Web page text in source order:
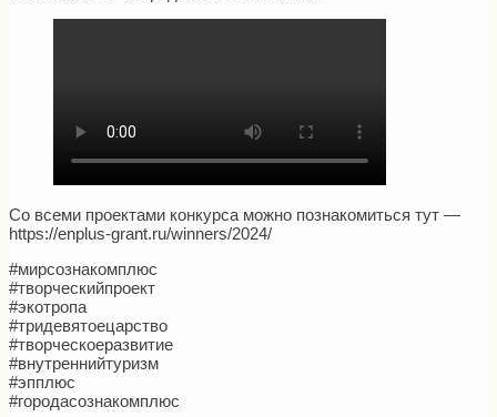
Со всеми проектами конкурса можно познакомиться тут —
https://enplus-grant.ru/winners/2024/
#мирсознакомплюс
#творческийпроект
#экотропа
#тридевятоецарство
#творческоеразвитие
#внутреннийтуризм
#эпплюс
#городасознакомплюс